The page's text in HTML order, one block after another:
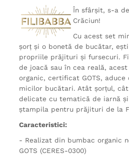
În sfârșit, s-a
Crăciun!
Cu acest set
șorț și o bonetă de bucătar,
propriile prăjituri și fursecuri.
de joacă sau în cea reală,
organic, certificat GOTS, aduce
micilor bucătari. Atât șorțul,
delicate cu tematică de iarnă
ștampila pentru prăjituri de la
Caracteristici:
- Realizat din bumbac organic
GOTS (CERES-0300)